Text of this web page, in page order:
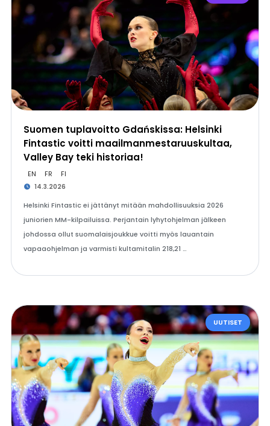
Suomen tuplavoitto Gdańskissa: Helsinki
Fintastic voitti maailmanmestaruuskultaa,
Valley Bay teki historiaa!
EN FR FI
14.3.2026
Helsinki Fintastic ei jättänyt mitään mahdollisuuksia 2026
juniorien MM-kilpailuissa. Perjantain lyhytohjelman jälkeen
johdossa ollut suomalaisjoukkue voitti myös lauantain
vapaaohjelman ja varmisti kultamitalin 218,21 …
UUTISET